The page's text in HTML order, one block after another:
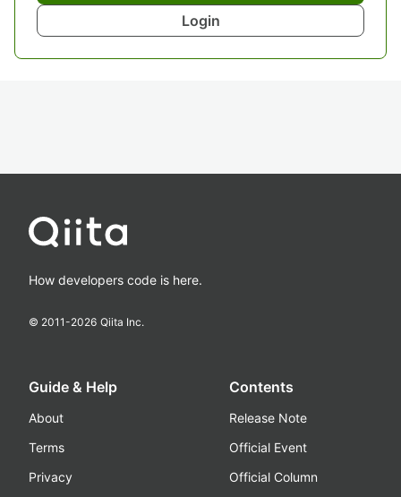
Login
How developers code is here.
© 2011-2026 Qiita Inc.
Guide & Help
About
Terms
Privacy
Contents
Release Note
Official Event
Official Column